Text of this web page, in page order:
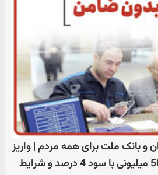
و بانک ملت برای همه مردم | واریز
3 وام 150 ، 200 و 500 میلیونی با سود 4 درصد و شرایط